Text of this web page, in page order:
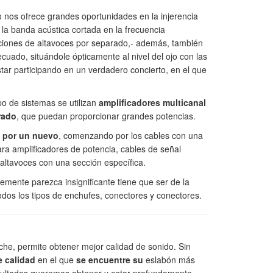
ofrece grandes oportunidades en la injerencia
banda acústica cortada en la frecuencia
de altavoces por separado,- además, también
situándole ópticamente al nivel del ojo con las
participando en un verdadero concierto, en el que
de sistemas se utilizan amplificadores multicanal
, que puedan proporcionar grandes potencias.
un nuevo, comenzando por los cables con una
amplificadores de potencia, cables de señal
con una sección específica.
parezca insignificante tiene que ser de la
los tipos de enchufes, conectores y conectores.
permite obtener mejor calidad de sonido. Sin
calidad en el quese encuentre su eslabón más